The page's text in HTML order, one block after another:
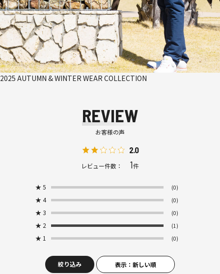
2025 AUTUMN & WINTER WEAR COLLECTION
REVIEW
お客様の声
2.0
レビュー件数： 1件
★ 5 (0)
★ 4 (0)
★ 3 (0)
★ 2 (1)
★ 1 (0)
絞り込み 表示：新しい順